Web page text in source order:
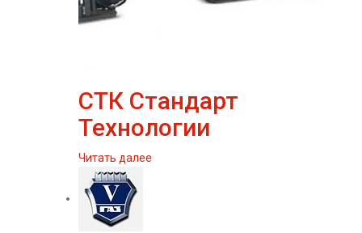
СТК Стандарт
Технологии
Читать далее